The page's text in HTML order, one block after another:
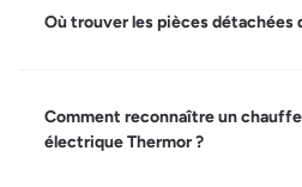
Où trouver les pièces détachées
Comment reconnaître un
électrique Thermor ?